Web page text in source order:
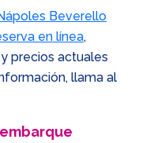
Beverello
en línea,
precios actuales
llama al